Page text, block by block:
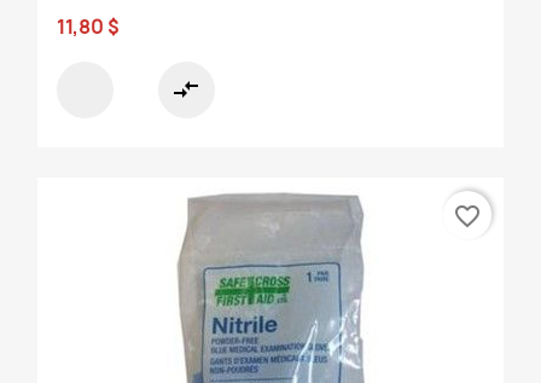
11,80 $
compare_arrows
favorite_border